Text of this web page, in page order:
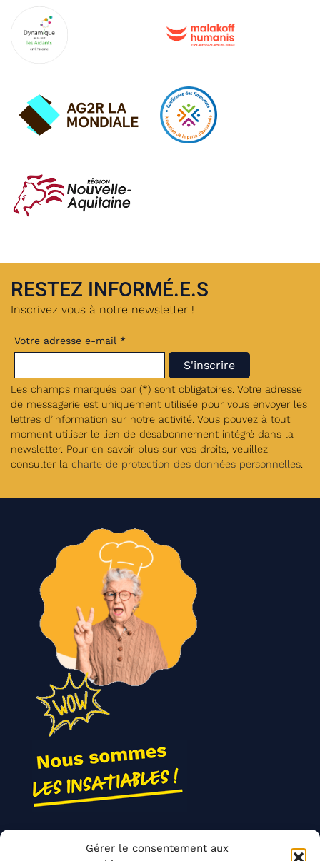
Gérer le consentement aux
RESTEZ INFORMÉ.E.S
Inscrivez vous à notre newsletter !
Votre adresse e-mail *
Les champs marqués par (*) sont obligatoires. Votre adresse
de messagerie est uniquement utilisée pour vous envoyer les
lettres d’information sur notre activité. Vous pouvez à tout
moment utiliser le lien de désabonnement intégré dans la
newsletter. Pour en savoir plus sur vos droits, veuillez
consulter la charte de protection des données personnelles